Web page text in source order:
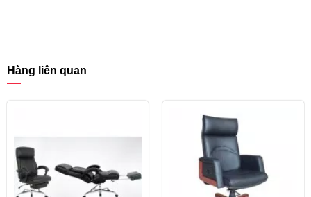
Hàng liên quan